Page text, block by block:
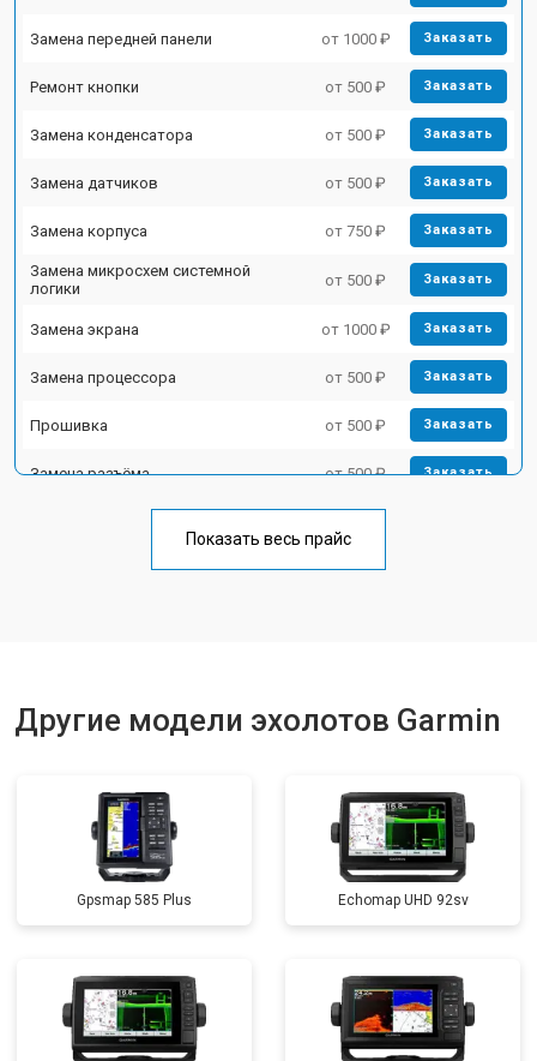
Замена передней панели от 1000 ₽ Заказать
Ремонт кнопки от 500 ₽ Заказать
Замена конденсатора от 500 ₽ Заказать
Замена датчиков от 500 ₽ Заказать
Замена корпуса от 750 ₽ Заказать
Замена микросхем системной
логики
от 500 ₽ Заказать
Замена экрана от 1000 ₽ Заказать
Замена процессора от 500 ₽ Заказать
Прошивка от 500 ₽ Заказать
Замена разъёма от 500 ₽ Заказать
от 500 ₽
Показать весь прайс
Другие модели эхолотов Garmin
Gpsmap 585 Plus Echomap UHD 92sv